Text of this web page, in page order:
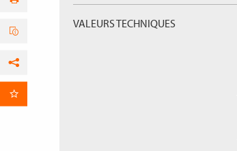
VALEURS TECHNIQUES